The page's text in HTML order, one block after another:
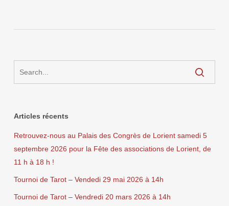
Articles récents
Retrouvez-nous au Palais des Congrès de Lorient samedi 5
septembre 2026 pour la Fête des associations de Lorient, de
11 h à 18 h !
Tournoi de Tarot – Vendedi 29 mai 2026 à 14h
Tournoi de Tarot – Vendredi 20 mars 2026 à 14h